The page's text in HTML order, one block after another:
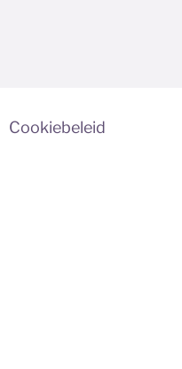
Cookiebeleid